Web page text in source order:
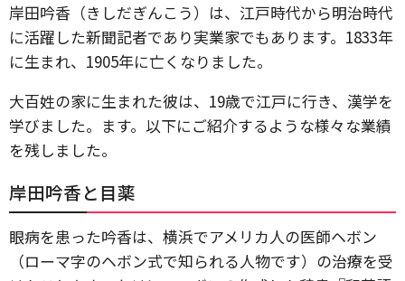
岸田吟香（きしだぎんこう）は、江戸時代から明治時代
に活躍した新聞記者であり実業家でもあります。1833年
に生まれ、1905年に亡くなりました。
大百姓の家に生まれた彼は、19歳で江戸に行き、漢学を
学びました。ます。以下にご紹介するような様々な業績
を残しました。
岸田吟香と目薬
眼病を患った吟香は、横浜でアメリカ人の医師ヘボン
（ローマ字のヘボン式で知られる人物です）の治療を受